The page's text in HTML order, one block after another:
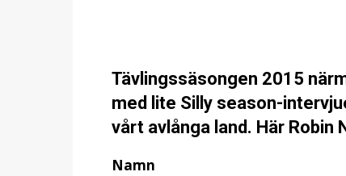
Tävlingssäsongen 2015
med lite Silly season-
vårt avlånga land. Här Robin
Namn